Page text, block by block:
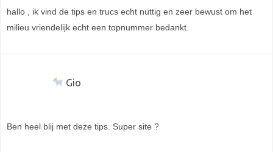
hallo , ik vind de tips en trucs echt nuttig en zeer bewust om het
milieu vriendelijk echt een topnummer bedankt.
Gio
Ben heel blij met deze tips. Super site ?